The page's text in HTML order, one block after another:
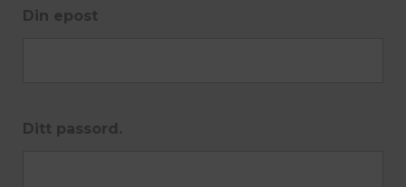
Din epost
Ditt passord.